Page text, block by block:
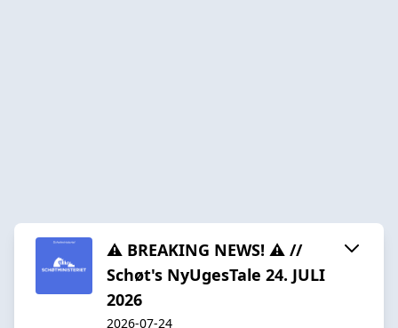
⚠️ BREAKING NEWS! ⚠️ //
Schøt's NyUgesTale 24. JULI
2026
2026-07-24